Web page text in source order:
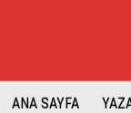
ANA SAYFA